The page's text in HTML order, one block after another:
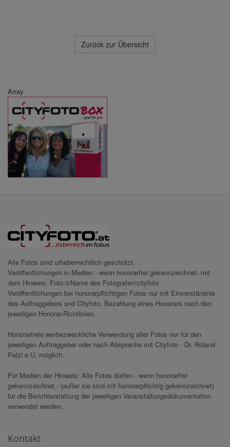
Zurück zur Übersicht
Array
Alle Fotos sind urheberrechtlich geschützt.
Veröffentlichungen in Medien - wenn honorarfrei gekennzeichnet- mit
dem Hinweis: Foto:©Name des Fotografen/cityfoto
Veröffentlichungen bei honorarpflichtigen Fotos nur mit Einverständnis
des Auftraggebers und Cityfoto. Bezahlung eines Honorars nach den
jeweiligen Honorar-Richtlinien.
Honorarfreie werbezweckliche Verwendung aller Fotos nur für den
jeweiligen Auftraggeber oder nach Absprache mit Cityfoto - Dr. Roland
Pelzl e.U. möglich.
Für Medien der Hinweis: Alle Fotos dürfen - wenn honorarfrei
gekennzeichnet - (außer sie sind mit honorarpflichtig gekennzeichnet)
für die Berichterstattung der jeweiligen Veranstaltungsdokumentation
verwendet werden.
Kontakt